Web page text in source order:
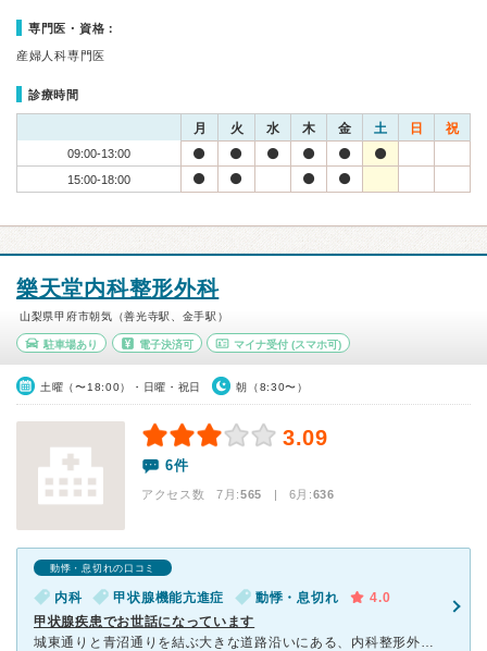
専門医・資格：
産婦人科専門医
診療時間
月 火 水 木 金 土 日 祝
09:00-13:00
15:00-18:00
樂天堂内科整形外科
山梨県甲府市朝気（善光寺駅、金手駅）
駐車場あり 電子決済可 マイナ受付 (スマホ可)
土曜（〜18:00）・日曜・祝日 朝（8:30〜）
3.09
6件
アクセス数 7月:565 | 6月:636
動悸・息切れの口コミ
内科 甲状腺機能亢進症 動悸・息切れ
4.0
甲状腺疾患でお世話になっています
城東通りと青沼通りを結ぶ大きな道路沿いにある、内科整形外科です。2016年頃に開院したばかりの新しい医院です。 よく通りがかるので気になりましたし、良いお医者さんとのうわさを聞いて調べ、来院しま